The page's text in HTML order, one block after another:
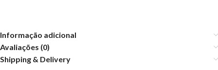
Informação adicional
Avaliações (0)
Shipping & Delivery